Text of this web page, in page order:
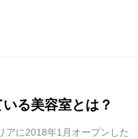
る美容室とは？
アに2018年1月オープンした